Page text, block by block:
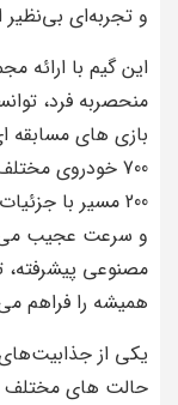
و تجربه‌ای بی‌نظیر
این گیم با ارائه
منحصربه‌ فرد،
بازی‌ های مسابقه‌
700 خودروی
200 مسیر با
و سرعت عجیب
مصنوعی پیشرفته،
همیشه را فراهم
یکی از
حالت‌ های مختلف